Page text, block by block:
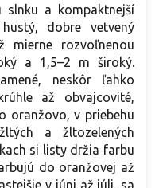
slnku a kompaktnejší
dobre vetvený
mierne rozvoľnenou
a 1,5–2 m široký.
neskôr ľahko
až obvajcovité,
oranžovo, v priebehu
a žltozelených
si listy držia farbu
do oranžovej až
v júni až júli, sa